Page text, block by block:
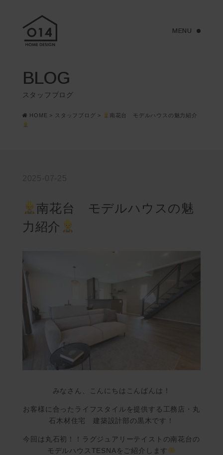
BLOG
スタッフブログ
HOME > スタッフブログ > 南花台 モデルハウスの魅力紹介
南花台 モデルハウスの魅
力紹介
みなさん、こんにちはこんばんは！
お客様に合ったライフスタイルを提供する工務店・丸
石木材住宅 建築設計部の黒木です！
今回は丸石初！！ラグジュアリーテイストの南花台の
モデルハウスTESNAをご紹介します